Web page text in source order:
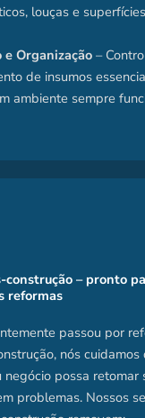
louças e
e Organização –
de insumos
ambiente sempre
construção – pronto
reformas
passou por
nós cuidamos
negócio possa retomar
problemas. Nossos